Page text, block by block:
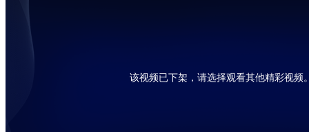
该视频已下架，请选择观看其他精彩视频